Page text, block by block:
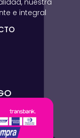
nuestra
e integral